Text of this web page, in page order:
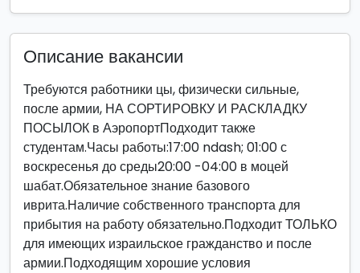
Описание вакансии
Требуются работники цы, физически сильные,
после армии, НА СОРТИРОВКУ И РАСКЛАДКУ
ПОСЫЛОК в АэропортПодходит также
студентам.Часы работы:17:00 ndash; 01:00 с
воскресенья до среды20:00 -04:00 в моцей
шабат.Обязательное знание базового
иврита.Наличие собственного транспорта для
прибытия на работу обязательно.Подходит ТОЛЬКО
для имеющих израильское гражданство и после
армии.Подходящим хорошие условия